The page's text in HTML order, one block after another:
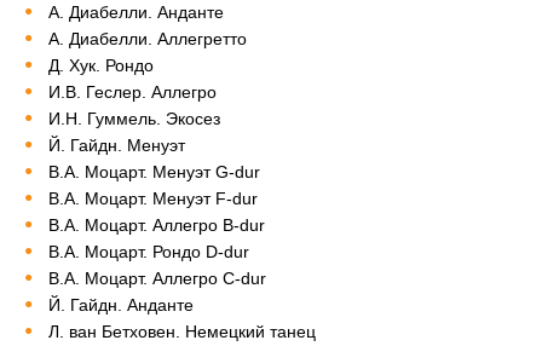
А. Диабелли. Анданте
А. Диабелли. Аллегретто
Д. Хук. Рондо
И.В. Геслер. Аллегро
И.Н. Гуммель. Экосез
Й. Гайдн. Менуэт
В.А. Моцарт. Менуэт G-dur
В.А. Моцарт. Менуэт F-dur
В.А. Моцарт. Аллегро B-dur
В.А. Моцарт. Рондо D-dur
В.А. Моцарт. Аллегро C-dur
Й. Гайдн. Анданте
Л. ван Бетховен. Немецкий танец